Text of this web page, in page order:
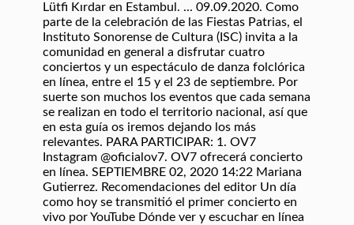
Lütfi Kırdar en Estambul. ... 09.09.2020. Como
parte de la celebración de las Fiestas Patrias, el
Instituto Sonorense de Cultura (ISC) invita a la
comunidad en general a disfrutar cuatro
conciertos y un espectáculo de danza folclórica
en línea, entre el 15 y el 23 de septiembre. Por
suerte son muchos los eventos que cada semana
se realizan en todo el territorio nacional, así que
en esta guía os iremos dejando los más
relevantes. PARA PARTICIPAR: 1. OV7
Instagram @oficialov7. OV7 ofrecerá concierto
en línea. SEPTIEMBRE 02, 2020 14:22 Mariana
Gutierrez. Recomendaciones del editor Un día
como hoy se transmitió el primer concierto en
vivo por YouTube Dónde ver y escuchar en línea